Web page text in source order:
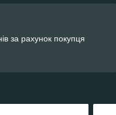
за рахунок покупця